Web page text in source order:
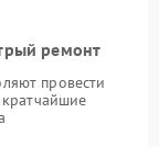
ремонт
провести
кратчайшие